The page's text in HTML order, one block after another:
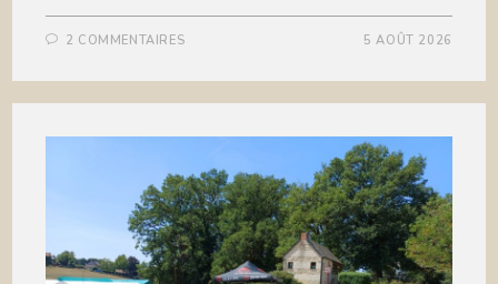
2 COMMENTAIRES 5 AOÛT 2026